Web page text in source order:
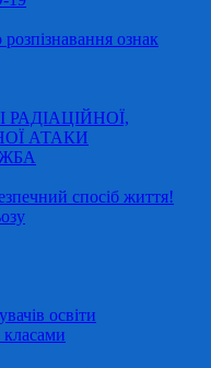
ознак
РАДІАЦІЙНОЇ,
АТАКИ
спосіб життя!
освіти
класами